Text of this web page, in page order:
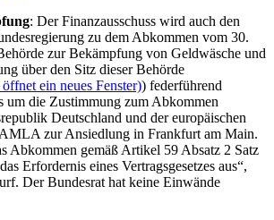
: Der Finanzausschuss wird auch den
zu dem Abkommen vom 30.
zur Bekämpfung von Geldwäsche und
über den Sitz dieser Behörde
ein neues Fenster)) federführend
um die Zustimmung zum Abkommen
Deutschland und der europäischen
zur Ansiedlung in Frankfurt am Main.
Abkommen gemäß Artikel 59 Absatz 2 Satz
Erfordernis eines Vertragsgesetzes aus“,
Der Bundesrat hat keine Einwände